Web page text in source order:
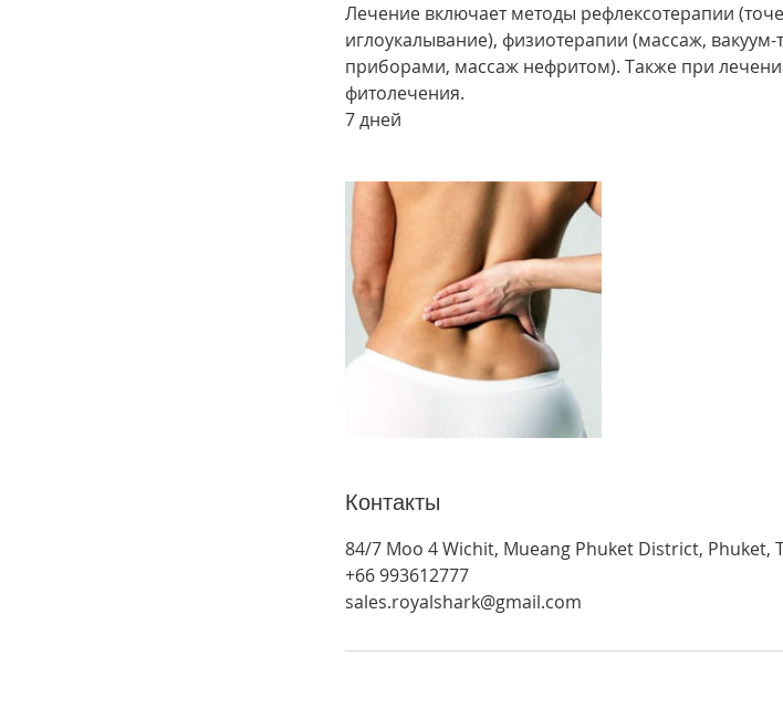
Лечение включает методы рефлексотерапии
иглоукалывание), физиотерапии (массаж,
приборами, массаж нефритом). Также при
фитолечения.
7 дней
Контакты
84/7 Moo 4 Wichit, Mueang Phuket District, Phuket,
+66 993612777
sales.royalshark@gmail.com